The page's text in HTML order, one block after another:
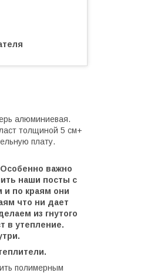
алюминиевая.
толщиной 5 см+
плату.
важно
наши посты с
и по краям они
что ни дает
из гнутого
в утепление.
полимерным